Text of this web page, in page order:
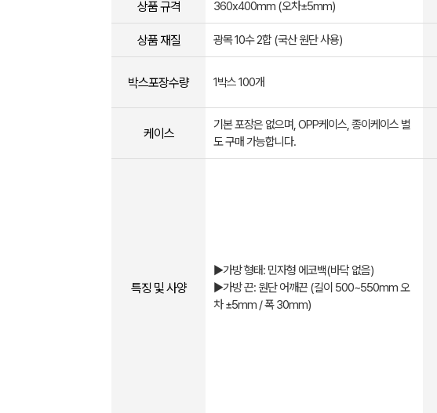
상품 규격 360x400mm (오차±5mm)
상품 재질 광목 10수 2합 (국산 원단 사용)
박스포장수량 1박스 100개
케이스
기본 포장은 없으며, OPP케이스, 종이케이스 별
도 구매 가능합니다.
특징 및 사양
▶가방 형태: 민자형 에코백(바닥 없음)
▶가방 끈: 원단 어깨끈 (길이 500~550mm 오
차 ±5mm / 폭 30mm)